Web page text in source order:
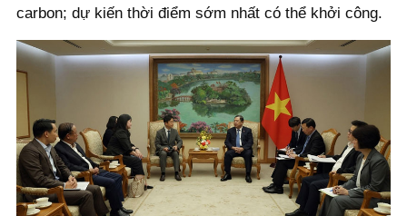
carbon; dự kiến thời điểm sớm nhất có thể khởi công.